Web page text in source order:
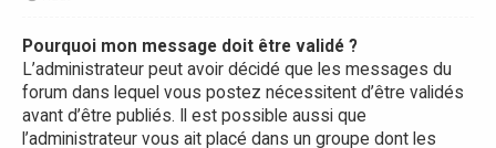
Pourquoi mon message doit être validé ?
L’administrateur peut avoir décidé que les messages du
forum dans lequel vous postez nécessitent d’être validés
avant d’être publiés. Il est possible aussi que
l’administrateur vous ait placé dans un groupe dont les